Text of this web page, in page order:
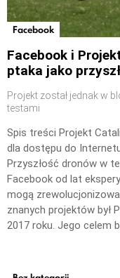
Facebook
Facebook i
ptaka jako
Projekt został jednak w
testami
Spis treści Projekt
dla dostępu do
Przyszłość dronów w
Facebook od lat
mogą
znanych projektów był
2017 roku. Jego celem